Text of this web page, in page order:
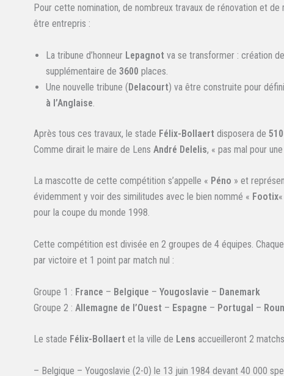
Pour cette nomination, de nombreux travaux de rénovation et
être entrepris :
La tribune d’honneur Lepagnot va se transformer : création
supplémentaire de 3600 places.
Une nouvelle tribune (Delacourt) va être construite pour
à l’Anglaise
Après tous ces travaux, le stade Félix-Bollaert disposera de
Comme dirait le maire de Lens André Delelis, « pas mal pour
La mascotte de cette compétition s’appelle « Péno » et
évidemment y voir des similitudes avec le bien nommé « Footix
pour la coupe du monde 1998.
Cette compétition est divisée en 2 groupes de 4 équipes.
par victoire et 1 point par match nul :
Groupe 1 : France – Belgique – Yougoslavie – Danemark
Groupe 2 : Allemagne de l’Ouest – Espagne – Portugal –
Le stade Félix-Bollaert et la ville de Lens accueilleront 2
– Belgique – Yougoslavie (2-0) le 13 juin 1984 devant 40 000